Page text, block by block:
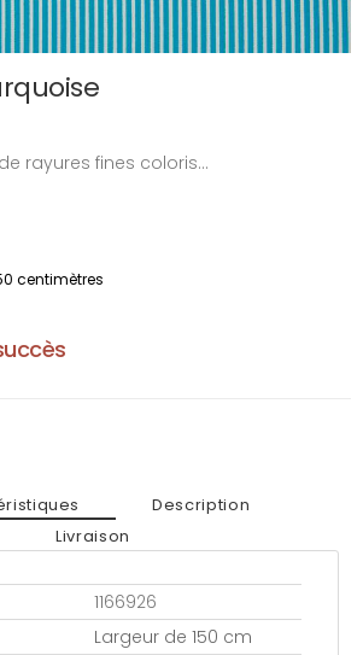
rayures fines coloris...
centimètres
Description
Livraison
1166926
Largeur de 150 cm